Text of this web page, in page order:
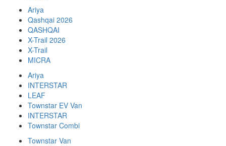
Ariya
Qashqai 2026
QASHQAI
X-Trail 2026
X-Trail
MICRA
Ariya
INTERSTAR
LEAF
Townstar EV Van
INTERSTAR
Townstar Combi
Townstar Van